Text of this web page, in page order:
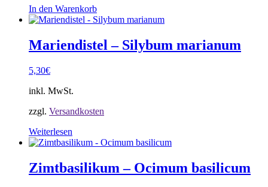
In den Warenkorb
Mariendistel – Silybum marianum
5,30€
inkl. MwSt.
zzgl. Versandkosten
Weiterlesen
Zimtbasilikum – Ocimum basilicum